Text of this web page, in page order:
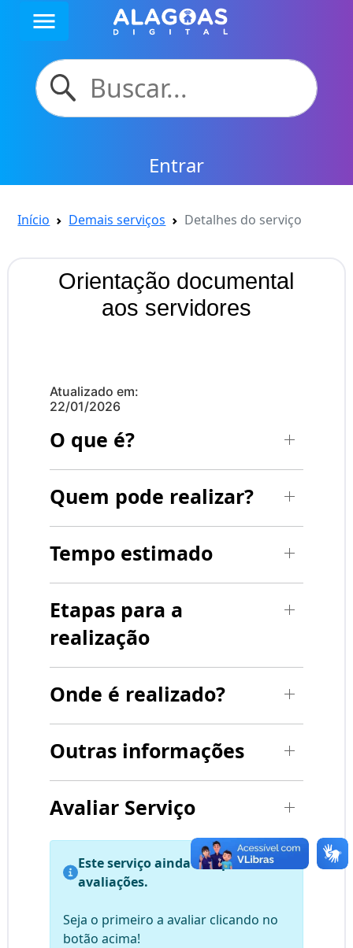
menu
Entrar
Início Demais serviços Detalhes do serviço
Orientação documental
aos servidores
Atualizado em:
22/01/2026
O que é?
Quem pode realizar?
Tempo estimado
Etapas para a
realização
Onde é realizado?
Outras informações
Avaliar Serviço
Este serviço ainda não possui
avaliações.
Seja o primeiro a avaliar clicando no
botão acima!